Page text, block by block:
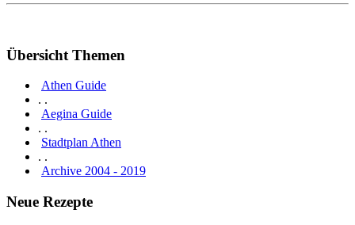
Übersicht Themen
Athen Guide
. .
Aegina Guide
. .
Stadtplan Athen
. .
Archive 2004 - 2019
Neue Rezepte